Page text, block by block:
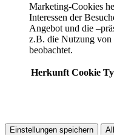
Marketing-Cookies
Interessen der
Angebot und die
z.B. die Nutzung von
beobachtet.
Herkunft Cookie
Einstellungen speichern